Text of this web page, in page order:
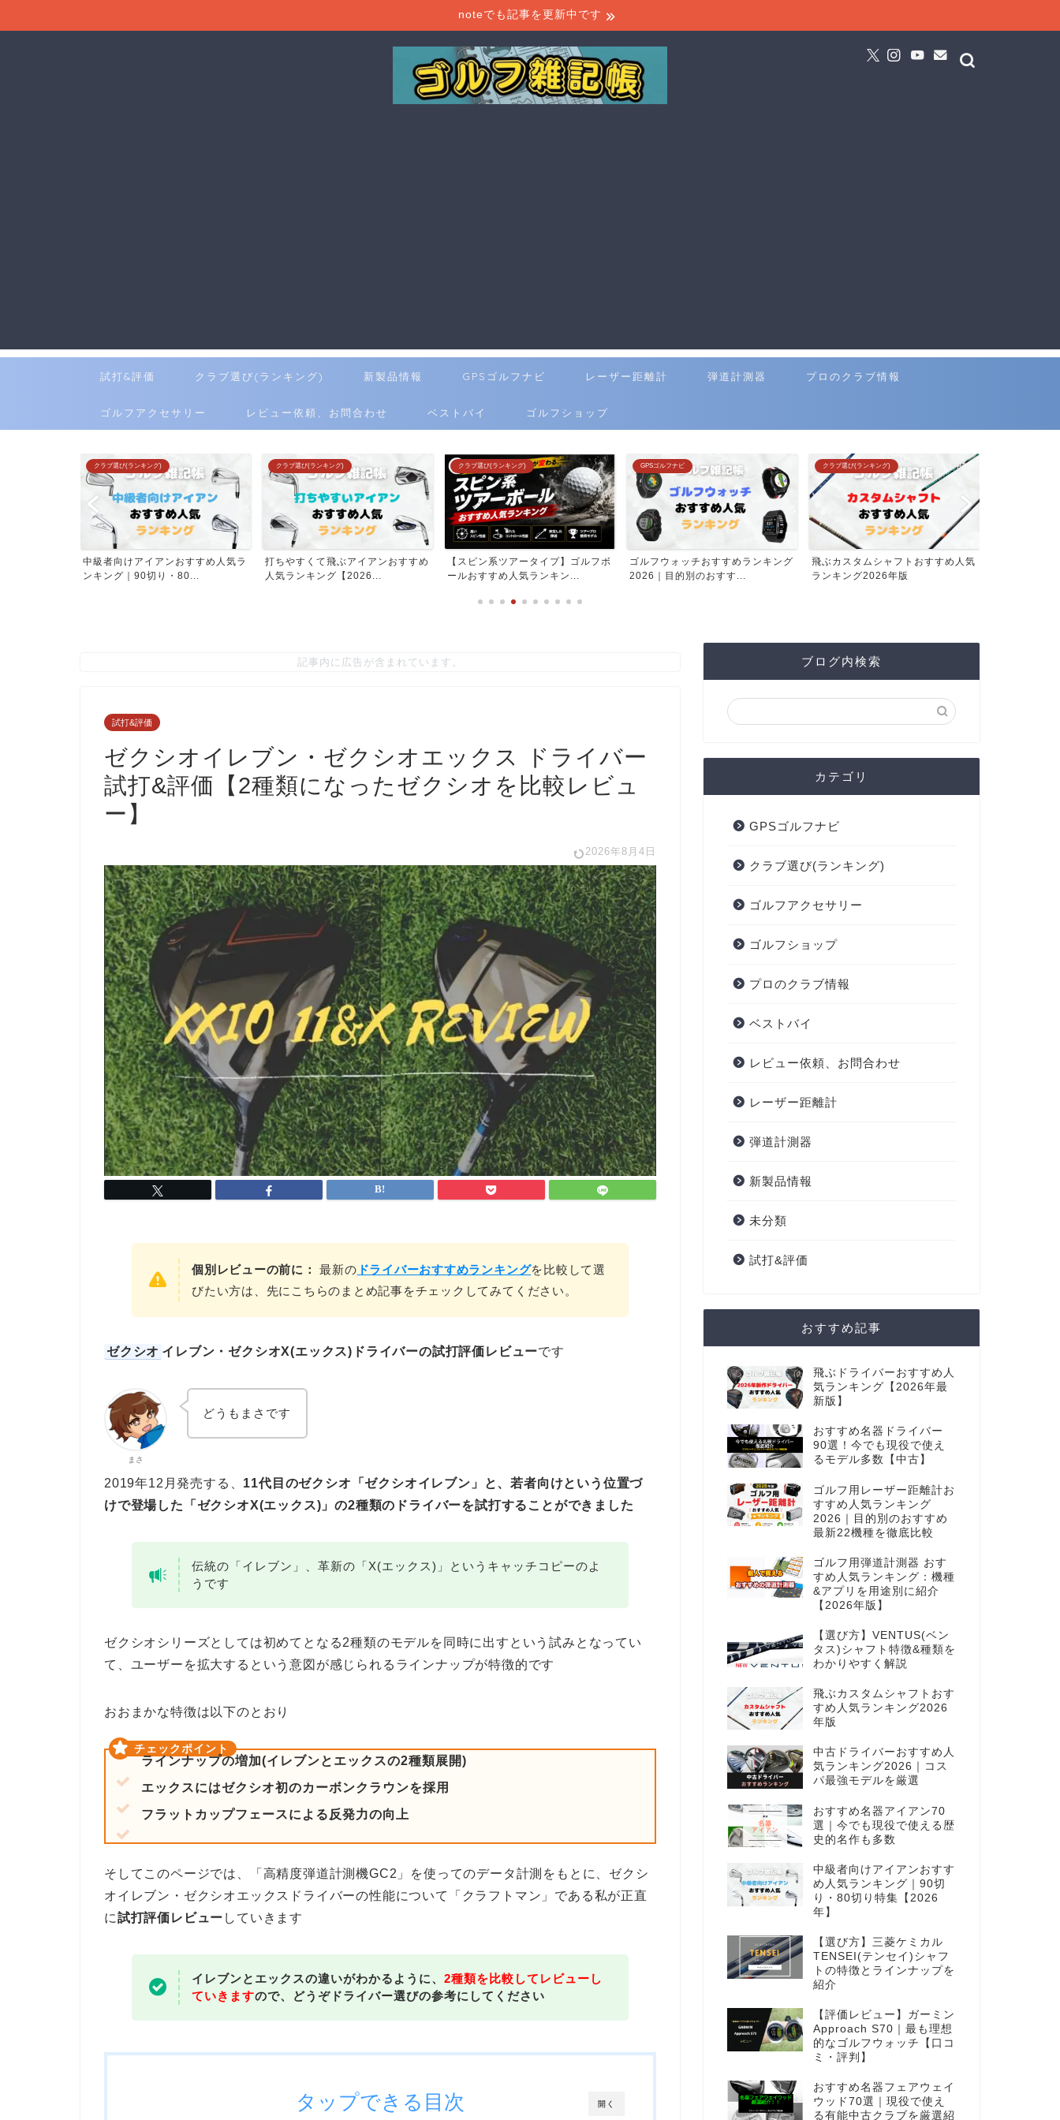
noteでも記事を更新中です
試打&評価 クラブ選び(ランキング) 新製品情報 GPSゴルフナビ レーザー距離計 弾道計測器 プロのクラブ情報
ゴルフアクセサリー レビュー依頼、お問合わせ ベストバイ ゴルフショップ
クラブ選び(ランキング)
中級者向けアイアンおすすめ人気ラ
ンキング｜90切り・80...
クラブ選び(ランキング)
打ちやすくて飛ぶアイアンおすすめ
人気ランキング【2026...
クラブ選び(ランキング)
【スピン系ツアータイプ】ゴルフボ
ールおすすめ人気ランキン...
GPSゴルフナビ
ゴルフウォッチおすすめランキング
2026｜目的別のおすす...
クラブ選び(ランキング)
飛ぶカスタムシャフトおすすめ人気
ランキング2026年版
記事内に広告が含まれています。
試打&評価
ゼクシオイレブン・ゼクシオエックス ドライバー
試打&評価【2種類になったゼクシオを比較レビュ
ー】
2026年8月4日
個別レビューの前に： 最新の ドライバーおすすめランキングを比較して選
びたい方は、先にこちらのまとめ記事をチェックしてみてください。
ゼクシオ イレブン・ゼクシオX(エックス)ドライバーの試打評価レビューです
まさ
どうもまさです
2019年12月発売する、 11代目のゼクシオ「ゼクシオイレブン」と、若者向けという位置づ
けで登場した「ゼクシオX(エックス)」の2種類のドライバーを試打することができました
伝統の「イレブン」、革新の「X(エックス)」というキャッチコピーのよ
うです
ゼクシオシリーズとしては初めてとなる2種類のモデルを同時に出すという試みとなってい
て、ユーザーを拡大するという意図が感じられるラインナップが特徴的です
おおまかな特徴は以下のとおり
ラインナップの増加(イレブンとエックスの2種類展開)
エックスにはゼクシオ初のカーボンクラウンを採用
フラットカップフェースによる反発力の向上
そしてこのページでは、「高精度弾道計測機GC2」を使ってのデータ計測をもとに、ゼクシ
オイレブン・ゼクシオエックスドライバーの性能について「クラフトマン」である私が正直
に試打評価レビュー していきます
イレブンとエックスの違いがわかるように、 2種類を比較してレビューし
ていきますので、どうぞドライバー選びの参考にしてください
開く
タップできる目次
ブログ内検索
カテゴリ
GPSゴルフナビ
クラブ選び(ランキング)
ゴルフアクセサリー
ゴルフショップ
プロのクラブ情報
ベストバイ
レビュー依頼、お問合わせ
レーザー距離計
弾道計測器
新製品情報
未分類
試打&評価
おすすめ記事
飛ぶドライバーおすすめ人
気ランキング【2026年最
新版】
おすすめ名器ドライバー
90選！今でも現役で使え
るモデル多数【中古】
ゴルフ用レーザー距離計お
すすめ人気ランキング
2026｜目的別のおすすめ
最新22機種を徹底比較
ゴルフ用弾道計測器 おす
すめ人気ランキング：機種
&アプリを用途別に紹介
【2026年版】
【選び方】VENTUS(ベン
タス)シャフト特徴&種類を
わかりやすく解説
飛ぶカスタムシャフトおす
すめ人気ランキング2026
年版
中古ドライバーおすすめ人
気ランキング2026｜コス
パ最強モデルを厳選
おすすめ名器アイアン70
選｜今でも現役で使える歴
史的名作も多数
中級者向けアイアンおすす
め人気ランキング｜90切
り・80切り特集【2026
年】
【選び方】三菱ケミカル
TENSEI(テンセイ)シャフ
トの特徴とラインナップを
紹介
【評価レビュー】ガーミン
Approach S70｜最も理想
的なゴルフウォッチ【口コ
ミ・評判】
おすすめ名器フェアウェイ
ウッド70選｜現役で使え
る有能中古クラブを厳選紹